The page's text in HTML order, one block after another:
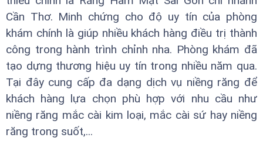
Cần Thơ. Minh chứng cho độ uy tín của phòng
khám chính là giúp nhiều khách hàng điều trị thành
công trong hành trình chỉnh nha. Phòng khám đã
tạo dựng thương hiệu uy tín trong nhiều năm qua.
Tại đây cung cấp đa dạng dịch vụ niềng răng để
khách hàng lựa chọn phù hợp với nhu cầu như
niềng răng mắc cài kim loại, mắc cài sứ hay niềng
răng trong suốt,...